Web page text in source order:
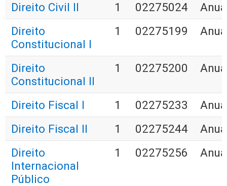
Direito Civil II
1 02275024
Direito
Constitucional I
1 02275199
Direito
Constitucional II
1 02275200
Direito Fiscal I 1 02275233
Direito Fiscal II
1 02275244
Direito
Internacional
Público
1 02275256